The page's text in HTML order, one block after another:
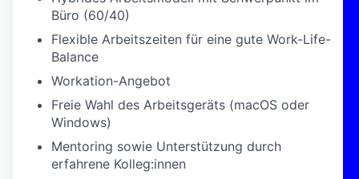
Büro (60/40)
Flexible Arbeitszeiten für eine gute Work-Life-
Balance
Workation-Angebot
Freie Wahl des Arbeitsgeräts (macOS oder
Windows)
Mentoring sowie Unterstützung durch
erfahrene Kolleg:innen